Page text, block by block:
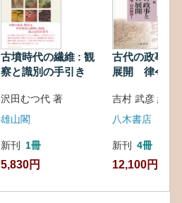
古墳時代の繊維 : 観
察と識別の手引き
沢田むつ代 著
雄山閣
新刊 1冊
5,830円
古代の政事と
展開 律令・
吉村 武彦 編集
八木書店
新刊 4冊
12,100円